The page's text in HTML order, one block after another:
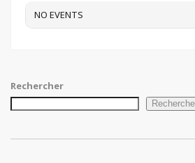
NO EVENTS
Rechercher